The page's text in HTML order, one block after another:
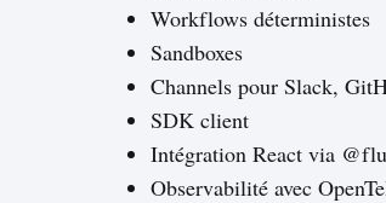
Workflows déterministes
Sandboxes
Channels pour Slack,
SDK client
Intégration React via
Observabilité avec